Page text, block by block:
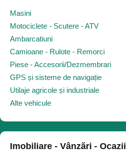
Masini
Motociclete - Scutere - ATV
Ambarcatiuni
Camioane - Rulote - Remorci
Piese - Accesorii/Dezmembrari
GPS și sisteme de navigație
Utilaje agricole și industriale
Alte vehicule
Imobiliare - Vânzări - Ocazii